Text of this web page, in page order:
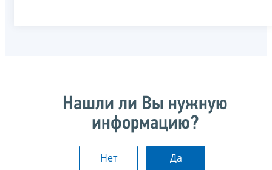
Нашли ли Вы нужную
информацию?
Нет Да